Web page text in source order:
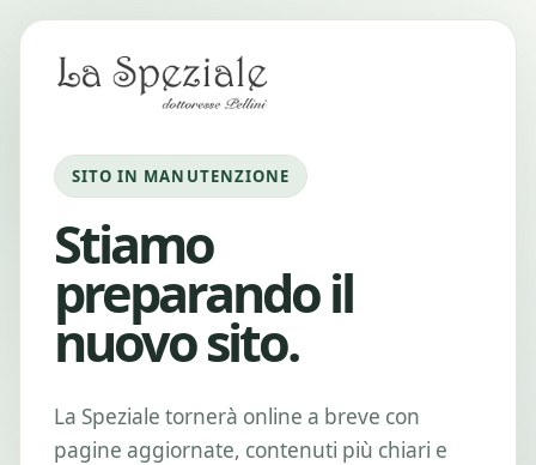
SITO IN MANUTENZIONE
Stiamo
preparando il
nuovo sito.
La Speziale tornerà online a breve con
pagine aggiornate, contenuti più chiari e